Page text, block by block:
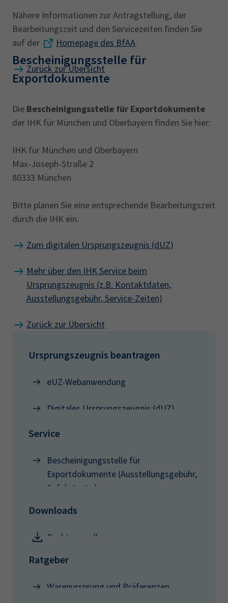
Nähere Informationen zur Antragstellung, der
Bearbeitungszeit und den Servicezeiten finden Sie
auf der
Homepage des BfAA.
Zurück zur Übersicht
Bescheinigungsstelle für
Exportdokumente
Die Bescheinigungsstelle für Exportdokumente
der IHK für München und Oberbayern finden Sie hier:
IHK für München und Oberbayern
Max-Joseph-Straße 2
80333 München
Bitte planen Sie eine entsprechende Bearbeitungszeit
durch die IHK ein.
Zum digitalen Ursprungszeugnis (dUZ)
Mehr über den IHK Service beim
Ursprungszeugnis (z.B. Kontaktdaten,
Ausstellungsgebühr, Service-Zeiten)
Zurück zur Übersicht
Ursprungszeugnis beantragen
eUZ-Webanwendung
Digitales Ursprungszeugnis (dUZ)
Service
Bescheinigungsstelle für
Exportdokumente (Ausstellungsgebühr,
Anfahrt, etc.)
Downloads
Rechtsgrundlagen
Ratgeber
Warenursprung und Präferenzen